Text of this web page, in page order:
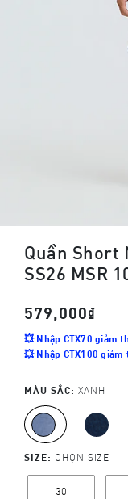
Quần Short
SS26 MSR
579,000₫
💥 Nhập CTX70 giảm
💥 Nhập CTX100
MÀU SẮC: XANH
SIZE: CHỌN SIZE
30